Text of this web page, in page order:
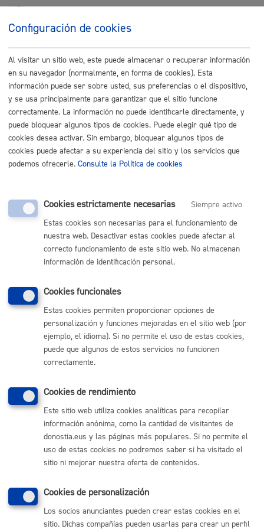
Comunícate con el Ayuntamiento de Donostia / San
Sebastián
010(gratuito desde Donostia / San Sebastián)
(+34) 943 481 000
Buzón de la ciudadanía
Enlaces útiles
Ofertas de empleo
Perfil del contratante
Sede electrónica
Sala de prensa
Mapa web
Otras páginas web corporativas
Donostia Kirola
Fomento de San Sebastián
Dbus
Síguenos en redes sociales
© Donostiako Udala - Ayuntamiento de Donostia / San Sebastián
Ijentea 1, 20003 Donostia / San Sebastián
Configuración de cookies
Al visitar un sitio web, este puede almacenar o recuperar información
en su navegador (normalmente, en forma de cookies). Esta
información puede ser sobre usted, sus preferencias o el dispositivo,
y se usa principalmente para garantizar que el sitio funcione
correctamente. La información no puede identificarle directamente, y
puede bloquear algunos tipos de cookies. Puede elegir qué tipo de
cookies desea activar. Sin embargo, bloquear algunos tipos de
cookies puede afectar a su experiencia del sitio y los servicios que
podemos ofrecerle. Consulte la Política de cookies
Cookies estrictamente necesarias
Siempre activo
Estas cookies son necesarias para el funcionamiento de
nuestra web. Desactivar estas cookies puede afectar al
correcto funcionamiento de este sitio web. No almacenan
información de identificación personal.
Cookies funcionales
Estas cookies permiten proporcionar opciones de
personalización y funciones mejoradas en el sitio web (por
ejemplo, el idioma). Si no permite el uso de estas cookies,
puede que algunos de estos servicios no funcionen
correctamente.
Cookies de rendimiento
Este sitio web utiliza cookies analíticas para recopilar
información anónima, como la cantidad de visitantes de
donostia.eus y las páginas más populares. Si no permite el
uso de estas cookies no podremos saber si ha visitado el
sitio ni mejorar nuestra oferta de contenidos.
Cookies de personalización
Los socios anunciantes pueden crear estas cookies en el
sitio. Dichas compañías pueden usarlas para crear un perfil